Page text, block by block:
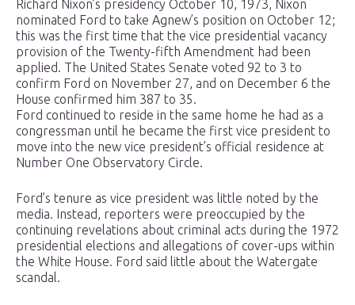
Richard Nixon’s presidency October 10, 1973, Nixon
nominated Ford to take Agnew’s position on October 12;
this was the first time that the vice presidential vacancy
provision of the Twenty-fifth Amendment had been
applied. The United States Senate voted 92 to 3 to
confirm Ford on November 27, and on December 6 the
House confirmed him 387 to 35.
Ford continued to reside in the same home he had as a
congressman until he became the first vice president to
move into the new vice president’s official residence at
Number One Observatory Circle.
Ford’s tenure as vice president was little noted by the
media. Instead, reporters were preoccupied by the
continuing revelations about criminal acts during the 1972
presidential elections and allegations of cover-ups within
the White House. Ford said little about the Watergate
scandal.